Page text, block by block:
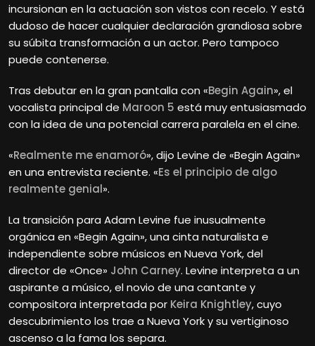
incursionan en la actuación son vistos con recelo. Y está
dudoso de hacer cualquier declaración grandiosa sobre
su súbita transformación a un actor. Pero tampoco
puede contenerse.
Tras debutar en la gran pantalla con «Begin Again», el
vocalista principal de Maroon 5 está muy entusiasmado
con la idea de una potencial carrera paralela en el cine.
«Realmente me enamoró», dijo Levine de «Begin Again»
en una entrevista reciente. «Es el principio de algo
realmente genial».
La transición para Adam Levine fue inusualmente
orgánica en «Begin Again», una cinta naturalista e
independiente sobre músicos en Nueva York, del
director de «Once» John Carney. Levine interpreta a un
aspirante a músico, el novio de una cantante y
compositora interpretada por Keira Knightley, cuyo
descubrimiento los trae a Nueva York y su vertiginoso
ascenso a la fama los separa.